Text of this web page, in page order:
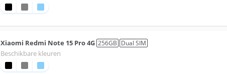
Xiaomi Redmi Note 15 Pro 4G 256GB Dual SIM
Beschikbare kleuren